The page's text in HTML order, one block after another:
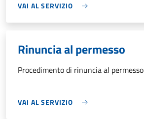
VAI AL SERVIZIO
Rinuncia al permesso
Procedimento di rinuncia al permesso
VAI AL SERVIZIO